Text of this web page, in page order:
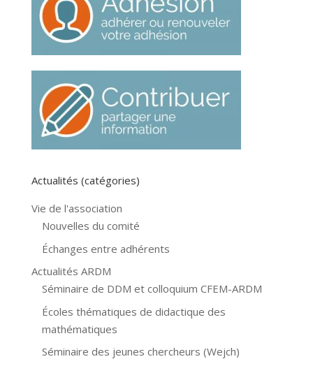
Actualités (catégories)
Vie de l'association
Nouvelles du comité
Échanges entre adhérents
Actualités ARDM
Séminaire de DDM et colloquium CFEM-ARDM
Écoles thématiques de didactique des
mathématiques
Séminaire des jeunes chercheurs (Wejch)